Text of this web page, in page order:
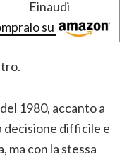
Einaudi
su
1980, accanto a
decisione difficile e
ma con la stessa